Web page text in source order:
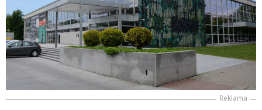
Reklama